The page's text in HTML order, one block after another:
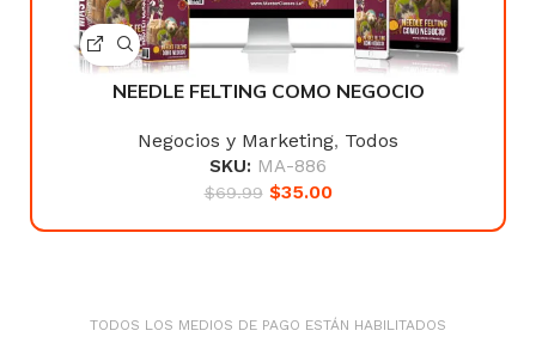
NEEDLE FELTING COMO NEGOCIO
Negocios y Marketing, Todos
SKU: MA-886
$69.99 $35.00
TODOS LOS MEDIOS DE PAGO ESTÁN HABILITADOS